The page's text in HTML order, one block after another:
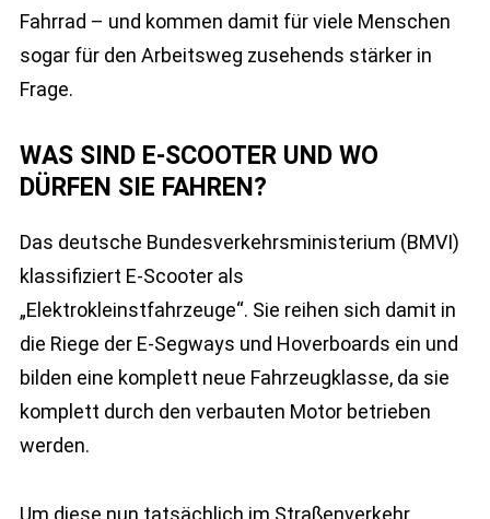
Fahrrad – und kommen damit für viele Menschen
sogar für den Arbeitsweg zusehends stärker in
Frage.
WAS SIND E-SCOOTER UND WO
DÜRFEN SIE FAHREN?
Das deutsche Bundesverkehrsministerium (BMVI)
klassifiziert E-Scooter als
„Elektrokleinstfahrzeuge“. Sie reihen sich damit in
die Riege der E-Segways und Hoverboards ein und
bilden eine komplett neue Fahrzeugklasse, da sie
komplett durch den verbauten Motor betrieben
werden.
Um diese nun tatsächlich im Straßenverkehr